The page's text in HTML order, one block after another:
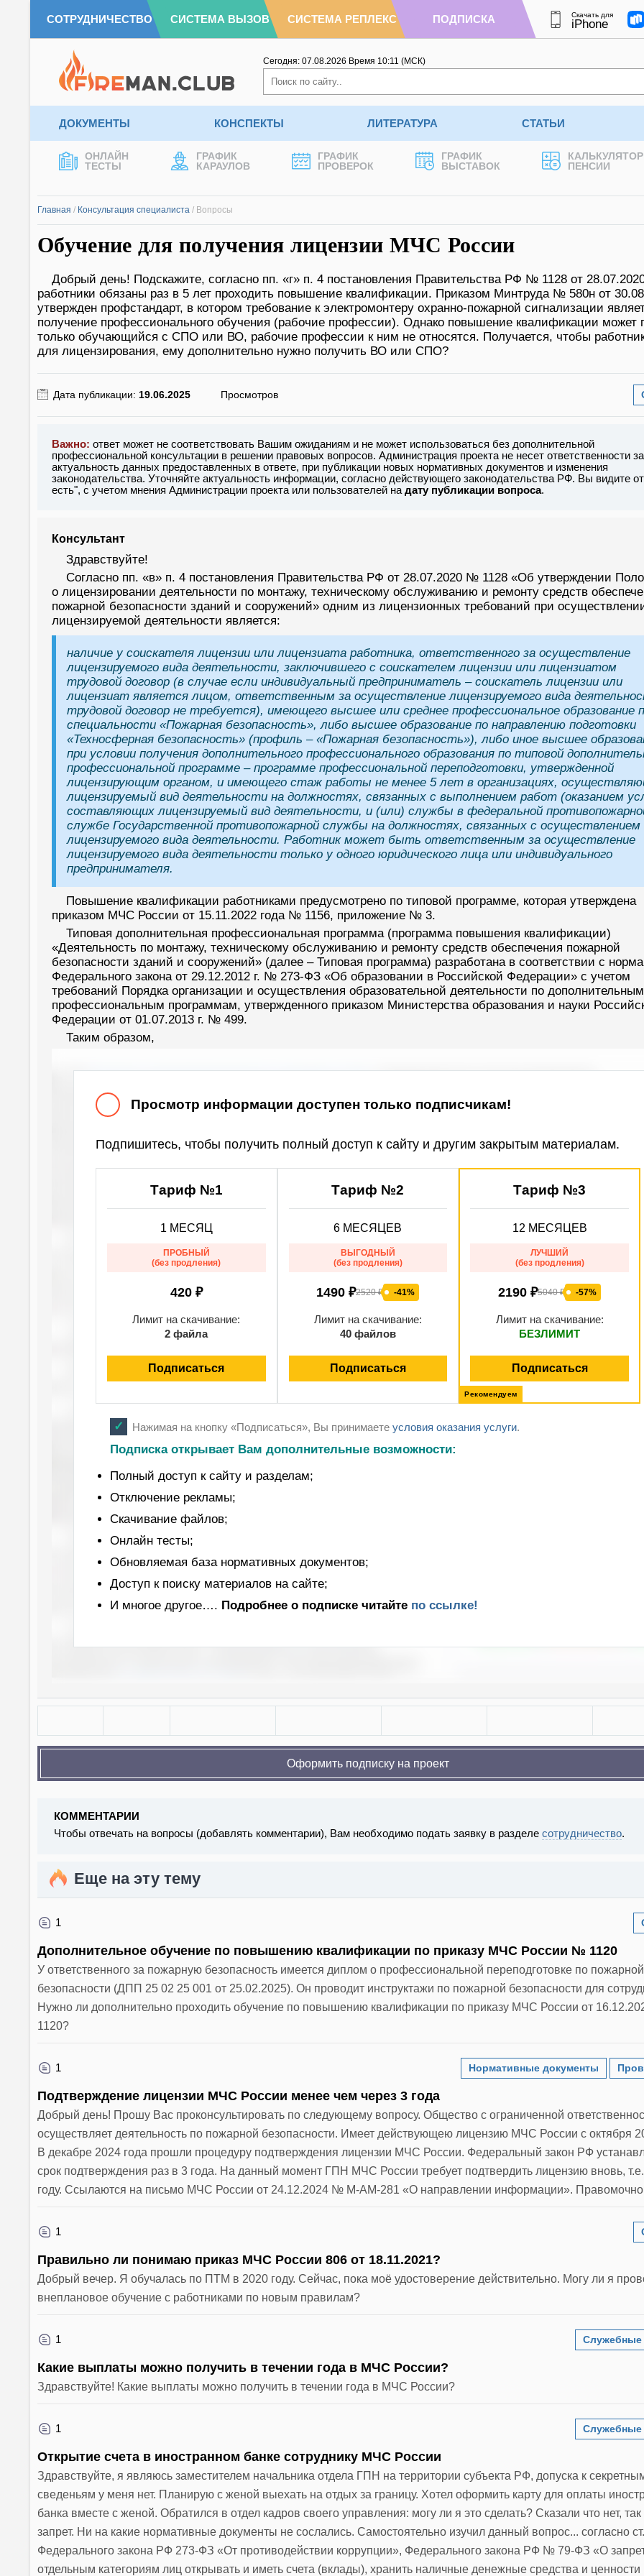
СОТРУДНИЧЕСТВО СИСТЕМА ВЫЗОВ СИСТЕМА РЕПЛЕКС ПОДПИСКА Скачать для
iPhone
Сегодня: 07.08.2026 Время 10:11 (МСК)
ДОКУМЕНТЫ КОНСПЕКТЫ ЛИТЕРАТУРА СТАТЬИ
ОНЛАЙН
ТЕСТЫ
ГРАФИК
КАРАУЛОВ
ГРАФИК
ПРОВЕРОК
ГРАФИК
ВЫСТАВОК
КАЛЬКУЛЯТОР
ПЕНСИИ
Главная / Консультация специалиста / Вопросы
Обучение для получения лицензии МЧС России
Добрый день! Подскажите, согласно пп. «г» п. 4 постановления Правительства РФ № 1128 от
работники обязаны раз в 5 лет проходить повышение квалификации. Приказом Минтруда № 580н от
утвержден профстандарт, в котором требование к электромонтеру охранно-пожарной сигнализации
получение профессионального обучения (рабочие профессии). Однако повышение квалификации может
только обучающийся с СПО или ВО, рабочие профессии к ним не относятся. Получается, чтобы
для лицензирования, ему дополнительно нужно получить ВО или СПО?
Дата публикации: 19.06.2025 Просмотров
Важно: ответ может не соответствовать Вашим ожиданиям и не может использоваться без дополнительной
профессиональной консультации в решении правовых вопросов. Администрация проекта не несет ответственности за
актуальность данных предоставленных в ответе, при публикации новых нормативных документов и изменения
законодательства. Уточняйте актуальность информации, согласно действующего законодательства РФ. Вы видите
есть", с учетом мнения Администрации проекта или пользователей на дату публикации вопроса.
Консультант
Здравствуйте!
Согласно пп. «в» п. 4 постановления Правительства РФ от 28.07.2020 № 1128 «Об утверждении
о лицензировании деятельности по монтажу, техническому обслуживанию и ремонту средств
пожарной безопасности зданий и сооружений» одним из лицензионных требований при
лицензируемой деятельности является:
наличие у соискателя лицензии или лицензиата работника, ответственного за осуществление
лицензируемого вида деятельности, заключившего с соискателем лицензии или лицензиатом
трудовой договор (в случае если индивидуальный предприниматель – соискатель лицензии или
лицензиат является лицом, ответственным за осуществление лицензируемого вида
трудовой договор не требуется), имеющего высшее или среднее профессиональное образование
специальности «Пожарная безопасность», либо высшее образование по направлению подготовки
«Техносферная безопасность» (профиль – «Пожарная безопасность»), либо иное высшее
при условии получения дополнительного профессионального образования по типовой
профессиональной программе – программе профессиональной переподготовки, утвержденной
лицензирующим органом, и имеющего стаж работы не менее 5 лет в организациях,
лицензируемый вид деятельности на должностях, связанных с выполнением работ (оказанием
составляющих лицензируемый вид деятельности, и (или) службы в федеральной
службе Государственной противопожарной службы на должностях, связанных с осуществлением
лицензируемого вида деятельности. Работник может быть ответственным за осуществление
лицензируемого вида деятельности только у одного юридического лица или индивидуального
предпринимателя.
Повышение квалификации работниками предусмотрено по типовой программе, которая утверждена
приказом МЧС России от 15.11.2022 года № 1156, приложение № 3.
Типовая дополнительная профессиональная программа (программа повышения квалификации)
«Деятельность по монтажу, техническому обслуживанию и ремонту средств обеспечения пожарной
безопасности зданий и сооружений» (далее – Типовая программа) разработана в соответствии с
Федерального закона от 29.12.2012 г. № 273-ФЗ «Об образовании в Российской Федерации» с учетом
требований Порядка организации и осуществления образовательной деятельности по дополнительным
профессиональным программам, утвержденного приказом Министерства образования и науки
Федерации от 01.07.2013 г. № 499.
Таким образом,
Просмотр информации доступен только подписчикам!
Подпишитесь, чтобы получить полный доступ к сайту и другим закрытым материалам.
Тариф №1
1 МЕСЯЦ
ПРОБНЫЙ
(без продления)
420 ₽
Лимит на скачивание:
2 файла
Подписаться
Тариф №2
6 МЕСЯЦЕВ
ВЫГОДНЫЙ
(без продления)
1490 ₽2520 ₽ -41%
Лимит на скачивание:
40 файлов
Подписаться
Тариф №3
12 МЕСЯЦЕВ
ЛУЧШИЙ
(без продления)
2190 ₽5040 ₽ -57%
Лимит на скачивание:
БЕЗЛИМИТ
Подписаться
Рекомендуем
Нажимая на кнопку «Подписаться», Вы принимаете условия оказания услуги.
Подписка открывает Вам дополнительные возможности:
Полный доступ к сайту и разделам;
Отключение рекламы;
Скачивание файлов;
Онлайн тесты;
Обновляемая база нормативных документов;
Доступ к поиску материалов на сайте;
И многое другое…. Подробнее о подписке читайте по ссылке!
Оформить подписку на проект
КОММЕНТАРИИ
Чтобы отвечать на вопросы (добавлять комментарии), Вам необходимо подать заявку в разделе сотрудничество.
Еще на эту тему
1
Дополнительное обучение по повышению квалификации по приказу МЧС России № 1120
У ответственного за пожарную безопасность имеется диплом о профессиональной переподготовке по пожарной
безопасности (ДПП 25 02 25 001 от 25.02.2025). Он проводит инструктажи по пожарной безопасности для
Нужно ли дополнительно проходить обучение по повышению квалификации по приказу МЧС России от
1120?
1 Нормативные документы
Подтверждение лицензии МЧС России менее чем через 3 года
Добрый день! Прошу Вас проконсультировать по следующему вопросу. Общество с ограниченной
осуществляет деятельность по пожарной безопасности. Имеет действующею лицензию МЧС России с октября
В декабре 2024 года прошли процедуру подтверждения лицензии МЧС России. Федеральный закон РФ
срок подтверждения раз в 3 года. На данный момент ГПН МЧС России требует подтвердить лицензию вновь,
году. Ссылаются на письмо МЧС России от 24.12.2024 № М-АМ-281 «О направлении информации». Правомочно
1
Правильно ли понимаю приказ МЧС России 806 от 18.11.2021?
Добрый вечер. Я обучалась по ПТМ в 2020 году. Сейчас, пока моё удостоверение действительно. Могу ли я
внеплановое обучение с работниками по новым правилам?
1
Какие выплаты можно получить в течении года в МЧС России?
Здравствуйте! Какие выплаты можно получить в течении года в МЧС России?
1
Открытие счета в иностранном банке сотруднику МЧС России
Здравствуйте, я являюсь заместителем начальника отдела ГПН на территории субъекта РФ, допуска к
сведеньям у меня нет. Планирую с женой выехать на отдых за границу. Хотел оформить карту для оплаты
банка вместе с женой. Обратился в отдел кадров своего управления: могу ли я это сделать? Сказали что нет, так
запрет. Ни на какие нормативные документы не сослались. Самостоятельно изучил данный вопрос... согласно
Федерального закона РФ 273-ФЗ «От противодействии коррупции», Федерального закона РФ № 79-ФЗ «О
отдельным категориям лиц открывать и иметь счета (вклады), хранить наличные денежные средства и ценности